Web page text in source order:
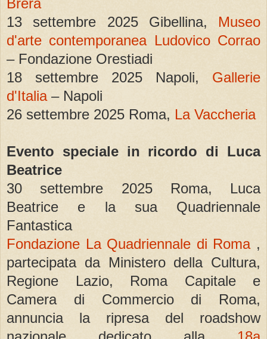
Brera
13 settembre 2025 Gibellina, Museo
d'arte contemporanea Ludovico Corrao
– Fondazione Orestiadi
18 settembre 2025 Napoli, Gallerie
d'Italia– Napoli
26 settembre 2025 Roma, La Vaccheria
Evento speciale in ricordo di Luca
Beatrice
30 settembre 2025 Roma, Luca
Beatrice e la sua Quadriennale
Fantastica
Fondazione La Quadriennale di Roma,
partecipata da Ministero della Cultura,
Regione Lazio, Roma Capitale e
Camera di Commercio di Roma,
annuncia la ripresa del roadshow